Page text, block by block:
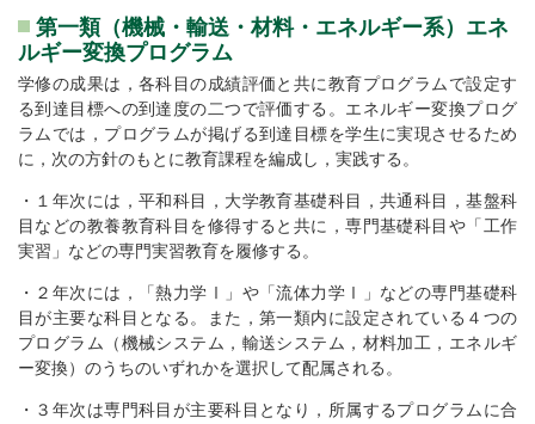
第一類（機械・輸送・材料・エネルギー系）エネ
ルギー変換プログラム
学修の成果は，各科目の成績評価と共に教育プログラムで設定す
る到達目標への到達度の二つで評価する。エネルギー変換プログ
ラムでは，プログラムが掲げる到達目標を学生に実現させるため
に，次の方針のもとに教育課程を編成し，実践する。
・１年次には，平和科目，大学教育基礎科目，共通科目，基盤科
目などの教養教育科目を修得すると共に，専門基礎科目や「工作
実習」などの専門実習教育を履修する。
・２年次には，「熱力学Ⅰ」や「流体力学Ⅰ」などの専門基礎科
目が主要な科目となる。また，第一類内に設定されている４つの
プログラム（機械システム，輸送システム，材料加工，エネルギ
ー変換）のうちのいずれかを選択して配属される。
・３年次は専門科目が主要科目となり，所属するプログラムに合